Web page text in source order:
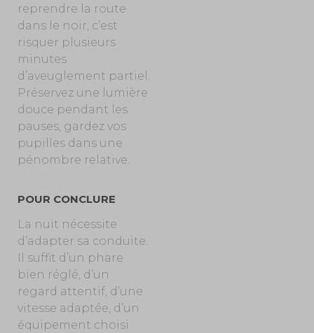
reprendre la route
dans le noir, c’est
risquer plusieurs
minutes
d’aveuglement partiel.
Préservez une lumière
douce pendant les
pauses, gardez vos
pupilles dans une
pénombre relative.
POUR CONCLURE
La nuit nécessite
d’adapter sa conduite.
Il suffit d’un phare
bien réglé, d’un
regard attentif, d’une
vitesse adaptée, d’un
équipement choisi